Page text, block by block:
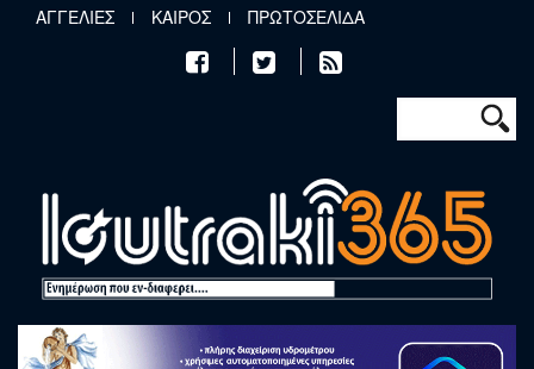
Παράκαμψη προς το κυρίως περιεχόμενο
ΑΓΓΕΛΙΕΣ ΚΑΙΡΟΣ ΠΡΩΤΟΣΕΛΙΔΑ
Φόρμα
Αναζήτηση